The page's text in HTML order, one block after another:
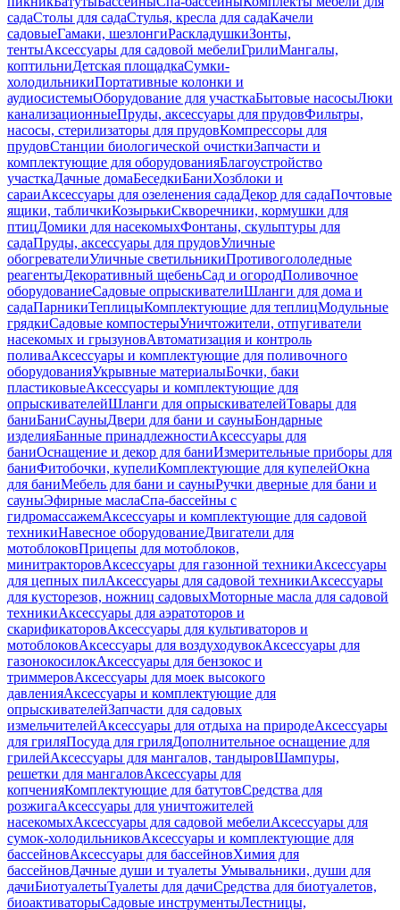
садаСтолы для садаСтулья, кресла для садаКачели
садовыеГамаки, шезлонгиРаскладушкиЗонты,
тентыАксессуары для садовой мебелиГрилиМангалы,
коптильниДетская площадкаСумки-
холодильникиПортативные колонки и
аудиосистемыОборудование для участкаБытовые насосыЛюки
канализационныеПруды, аксессуары для прудовФильтры,
насосы, стерилизаторы для прудовКомпрессоры для
прудовСтанции биологической очисткиЗапчасти и
комплектующие для оборудованияБлагоустройство
участкаДачные домаБеседкиБаниХозблоки и
сараиАксессуары для озеленения садаДекор для садаПочтовые
ящики, табличкиКозырькиСкворечники, кормушки для
птицДомики для насекомыхФонтаны, скульптуры для
садаПруды, аксессуары для прудовУличные
обогревателиУличные светильникиПротивогололедные
реагентыДекоративный щебеньСад и огородПоливочное
оборудованиеСадовые опрыскивателиШланги для дома и
садаПарникиТеплицыКомплектующие для теплицМодульные
грядкиСадовые компостерыУничтожители, отпугиватели
насекомых и грызуновАвтоматизация и контроль
поливаАксессуары и комплектующие для поливочного
оборудованияУкрывные материалыБочки, баки
пластиковыеАксессуары и комплектующие для
опрыскивателейШланги для опрыскивателейТовары для
баниБаниСауныДвери для бани и сауныБондарные
изделияБанные принадлежностиАксессуары для
баниОснащение и декор для баниИзмерительные приборы для
баниФитобочки, купелиКомплектующие для купелейОкна
для баниМебель для бани и сауныРучки дверные для бани и
сауныЭфирные маслаСпа-бассейны с
гидромассажемАксессуары и комплектующие для садовой
техникиНавесное оборудованиеДвигатели для
мотоблоковПрицепы для мотоблоков,
минитракторовАксессуары для газонной техникиАксессуары
для цепных пилАксессуары для садовой техникиАксессуары
для кусторезов, ножниц садовыхМоторные масла для садовой
техникиАксессуары для аэратоторов и
скарификаторовАксессуары для культиваторов и
мотоблоковАксессуары для воздуходувокАксессуары для
газонокосилокАксессуары для бензокос и
триммеровАксессуары для моек высокого
давленияАксессуары и комплектующие для
опрыскивателейЗапчасти для садовых
измельчителейАксессуары для отдыха на природеАксессуары
для гриляПосуда для гриляДополнительное оснащение для
грилейАксессуары для мангалов, тандыровШампуры,
решетки для мангаловАксессуары для
копченияКомплектующие для батутовСредства для
розжигаАксессуары для уничтожителей
насекомыхАксессуары для садовой мебелиАксессуары для
сумок-холодильниковАксессуары и комплектующие для
бассейновАксессуары для бассейновХимия для
бассейновДачные души и туалеты Умывальники, души для
дачиБиотуалетыТуалеты для дачиСредства для биотуалетов,
биоактиваторыСадовые инструментыЛестницы,